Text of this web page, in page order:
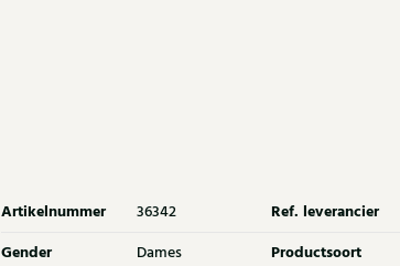
Artikelnummer 36342 Ref. leverancier
Gender Dames Productsoort